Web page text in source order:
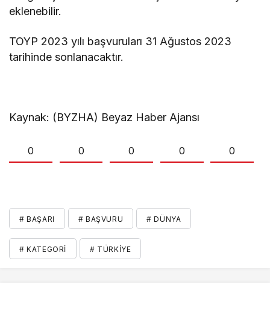
eklenebilir.
TOYP 2023 yılı başvuruları 31 Ağustos 2023
tarihinde sonlanacaktır.
Kaynak: (BYZHA) Beyaz Haber Ajansı
0 0 0 0 0
# BAŞARI # BAŞVURU # DÜNYA
# KATEGORI # TÜRKIYE